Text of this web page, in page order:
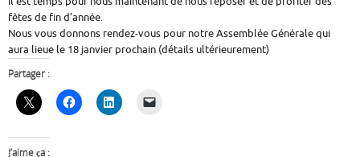
fêtes de fin d’année.
Nous vous donnons rendez-vous pour notre Assemblée Générale qui
aura lieue le 18 janvier prochain (détails ultérieurement)
Partager :
J’aime ça :